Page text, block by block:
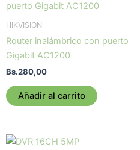
HIKVISION
Router inalámbrico con puerto
Gigabit AC1200
Bs.280,00
Añadir al carrito